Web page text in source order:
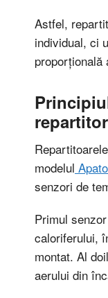
Astfel,
individual, ci
proporțională
modelul
senzori de
Primul
caloriferului,
montat. Al
aerului din